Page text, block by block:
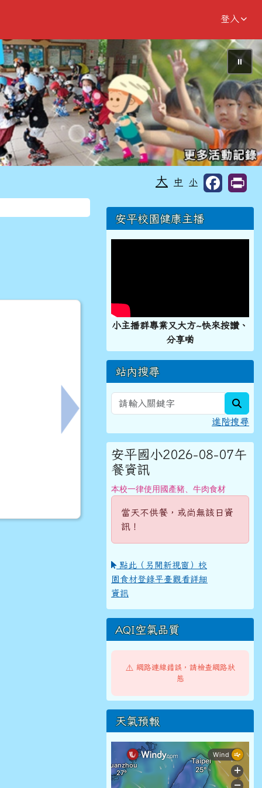
登入
⏸
大 中 小
下一筆：登革熱相關防治政策
右邊區域內容
安平校園健康主播
小主播群專業又大方~快來按讚、
分享喲
站內搜尋
進階搜尋
安平國小2026-08-07午
餐資訊
本校一律使用國產豬、牛肉食材
當天不供餐，或尚無該日資
訊！
點此（另開新視窗）校
園食材登錄平臺觀看詳細
資訊
AQI空氣品質
⚠️ 網路連線錯誤，請檢查網路狀
態
天氣預報